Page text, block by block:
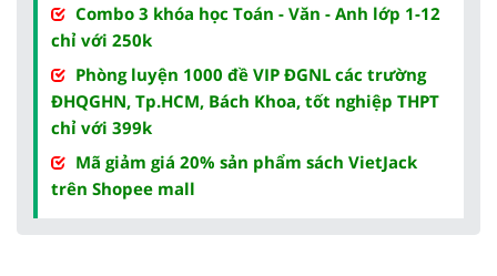
Combo 3 khóa học Toán - Văn - Anh lớp 1-12
chỉ với 250k
Phòng luyện 1000 đề VIP ĐGNL các trường
ĐHQGHN, Tp.HCM, Bách Khoa, tốt nghiệp THPT
chỉ với 399k
Mã giảm giá 20% sản phẩm sách VietJack
trên Shopee mall